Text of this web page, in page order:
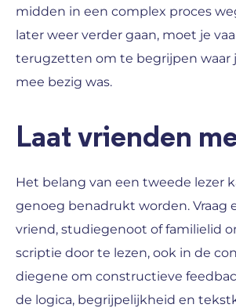
midden in een complex proces
later weer verder gaan, moet je
terugzetten om te begrijpen waar
mee bezig was.
Laat vrienden
Het belang van een tweede lezer
genoeg benadrukt worden. Vraag
vriend, studiegenoot of familielid
scriptie door te lezen, ook in de
diegene om constructieve
de logica, begrijpelijkheid en